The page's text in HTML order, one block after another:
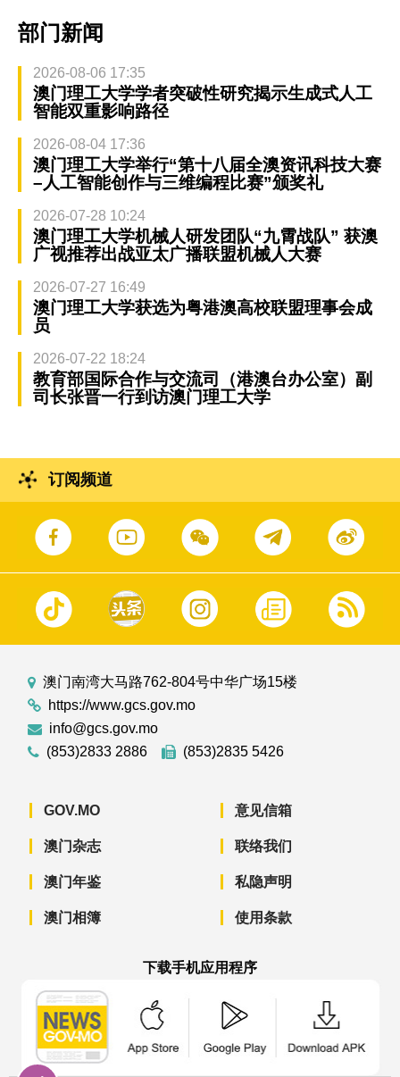
部门新闻
2026-08-06 17:35
澳门理工大学学者突破性研究揭示生成式人工
智能双重影响路径
2026-08-04 17:36
澳门理工大学举行“第十八届全澳资讯科技大赛
–人工智能创作与三维编程比赛”颁奖礼
2026-07-28 10:24
澳门理工大学机械人研发团队“九霄战队” 获澳
广视推荐出战亚太广播联盟机械人大赛
2026-07-27 16:49
澳门理工大学获选为粤港澳高校联盟理事会成
员
2026-07-22 18:24
教育部国际合作与交流司（港澳台办公室）副
司长张晋一行到访澳门理工大学
订阅频道
澳门南湾大马路762-804号中华广场15楼
https://www.gcs.gov.mo
info@gcs.gov.mo
(853)2833 2886
(853)2835 5426
GOV.MO
澳门杂志
澳门年鉴
澳门相簿
意见信箱
联络我们
私隐声明
使用条款
下载手机应用程序